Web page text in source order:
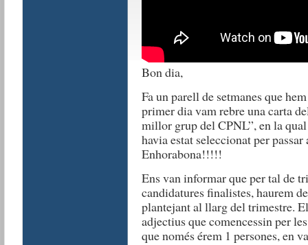
Bon dia,
Fa un parell de setmanes que
primer dia vam rebre una carta
millor grup del CPNL”, en la
havia estat seleccionat per
Enhorabona!!!!!
Ens van informar que per tal de
candidatures finalistes, haurem
plantejant al llarg del trimestre.
adjectius que comencessin per
que només érem 1 persones, en